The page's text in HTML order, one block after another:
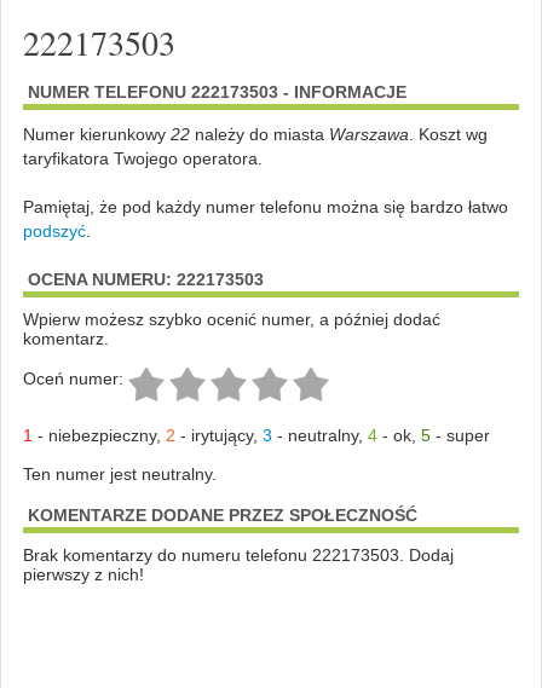
222173503
NUMER TELEFONU 222173503 - INFORMACJE
Numer kierunkowy 22należy do miasta Warszawa . Koszt wg
taryfikatora Twojego operatora.
Pamiętaj, że pod każdy numer telefonu można się bardzo łatwo
podszyć.
OCENA NUMERU: 222173503
Wpierw możesz szybko ocenić numer, a później dodać
komentarz.
Oceń numer:
1 - niebezpieczny, 2 - irytujący, 3 - neutralny, 4- ok, 5- super
Ten numer jest neutralny.
KOMENTARZE DODANE PRZEZ SPOŁECZNOŚĆ
Brak komentarzy do numeru telefonu 222173503. Dodaj
pierwszy z nich!